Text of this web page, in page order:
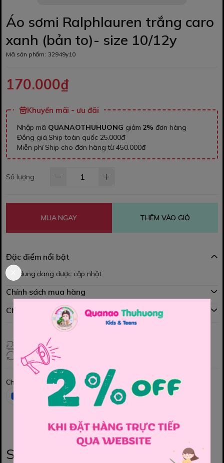
Áo sơmi Ralphlauren trắng caro
xanh (bản to)- size 10/12y
Mã sản phẩm: 32949y10
170.000₫
Khuyến mãi - ưu đãi
Nhập mã QUANAOTHUHUONG giảm 2% đơn hàng
Đồng giá Ship toàn quốc 25.000đ
Miễn phí Ship cho đơn hàng từ 450.000đ
Số lượng
MUA NGAY THÊM VÀO GIỎ
Đặc điểm nổi bật
Nội dung đang được cập nhật
Chính sách mua hàng
Chính sách đổi hàng
Giao hàng toàn quốc
Đổi hàng 3 ngày (HCM), 7 ngày (Tỉnh)
Chia sẻ
Sản phẩm liên quan